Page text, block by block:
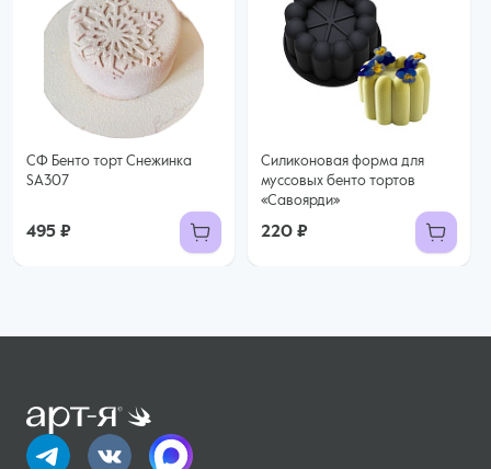
СФ Бенто торт Снежинка
SA307
495 ₽
Силиконовая форма для
муссовых бенто тортов
«Савоярди»
220 ₽